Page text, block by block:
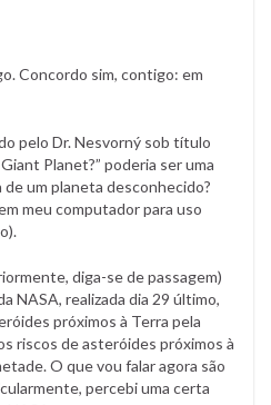
Concordo sim, contigo: em
pelo Dr. Nesvorný sob título
Planet?” poderia ser uma
um planeta desconhecido?
meu computador para uso
diga-se de passagem)
NASA, realizada dia 29 último,
próximos à Terra pela
riscos de asteróides próximos à
O que vou falar agora são
percebi uma certa